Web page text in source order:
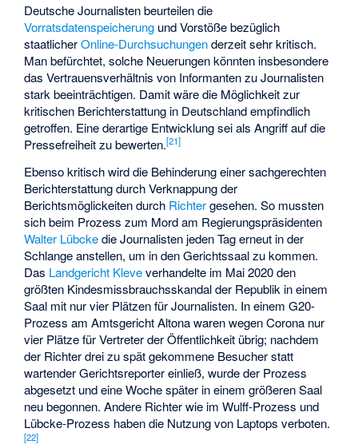
Deutsche Journalisten beurteilen die
Vorratsdatenspeicherung und Vorstöße bezüglich
staatlicherOnline-Durchsuchungenderzeit sehr kritisch.
Man befürchtet, solche Neuerungen könnten insbesondere
das Vertrauensverhältnis von Informanten zu Journalisten
stark beeinträchtigen. Damit wäre die Möglichkeit zur
kritischen Berichterstattung in Deutschland empfindlich
getroffen. Eine derartige Entwicklung sei als Angriff auf die
Pressefreiheit zu bewerten.[21]
Ebenso kritisch wird die Behinderung einer sachgerechten
Berichterstattung durch Verknappung der
Berichtsmöglickeiten durch Richtergesehen. So mussten
sich beim Prozess zum Mord am Regierungspräsidenten
Walter Lübckedie Journalisten jeden Tag erneut in der
Schlange anstellen, um in den Gerichtssaal zu kommen.
Das Landgericht Kleveverhandelte im Mai 2020 den
größten Kindesmissbrauchsskandal der Republik in einem
Saal mit nur vier Plätzen für Journalisten. In einem G20-
Prozess am Amtsgericht Altona waren wegen Corona nur
vier Plätze für Vertreter der Öffentlichkeit übrig; nachdem
der Richter drei zu spät gekommene Besucher statt
wartender Gerichtsreporter einließ, wurde der Prozess
abgesetzt und eine Woche später in einem größeren Saal
neu begonnen. Andere Richter wie im Wulff-Prozess und
Lübcke-Prozess haben die Nutzung von Laptops verboten.
[22]